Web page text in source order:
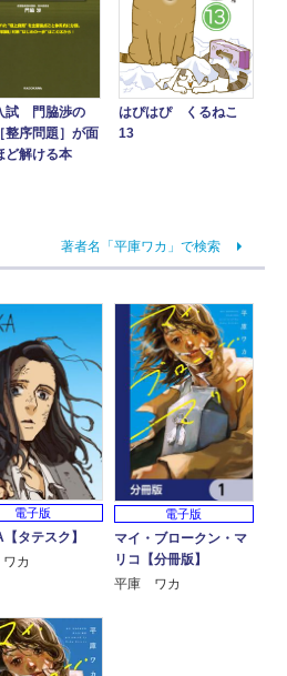
試 門脇渉の
整序問題］が面
ど解ける本
はぴはぴ くるねこ
13
著者名「平庫ワカ」で検索
電子版
タテスク】
カ
電子版
マイ・ブロークン・マ
リコ【分冊版】
平庫 ワカ